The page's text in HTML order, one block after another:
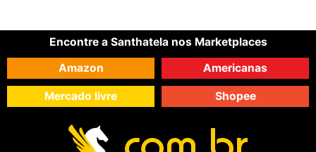
Encontre a Santhatela nos Marketplaces
Amazon
Americanas
Mercado livre Shopee